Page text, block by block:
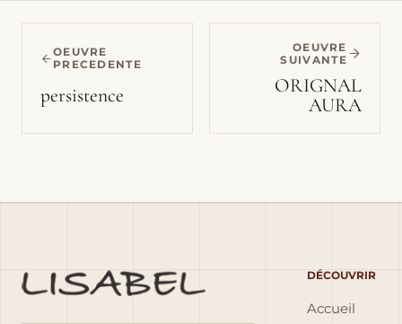
OEUVRE
PRECEDENTE
persistence
OEUVRE
SUIVANTE
ORIGNAL
AURA
DÉCOUVRIR
Accueil